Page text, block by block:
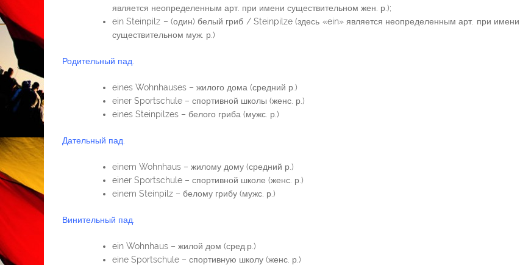
является неопределенным арт. при имени существительном жен. р.);
ein Steinpilz – (один) белый гриб / Steinpilze (здесь «ein» является неопределенным арт. при имени
существительном муж. р.)
Родительный пад.
eines Wohnhauses – жилого дома (средний р.)
einer Sportschule – спортивной школы (женс. р.)
eines Steinpilzes – белого гриба (мужс. р.)
Дательный пад.
einem Wohnhaus – жилому дому (средний р.)
einer Sportschule – спортивной школе (женс. р.)
einem Steinpilz – белому грибу (мужс. р.)
Винительный пад.
ein Wohnhaus – жилой дом (сред.р.)
eine Sportschule – спортивную школу (женс. р.)